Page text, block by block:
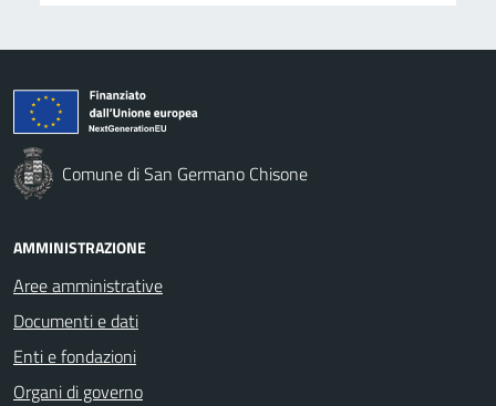
Comune di San Germano Chisone
AMMINISTRAZIONE
Aree amministrative
Documenti e dati
Enti e fondazioni
Organi di governo